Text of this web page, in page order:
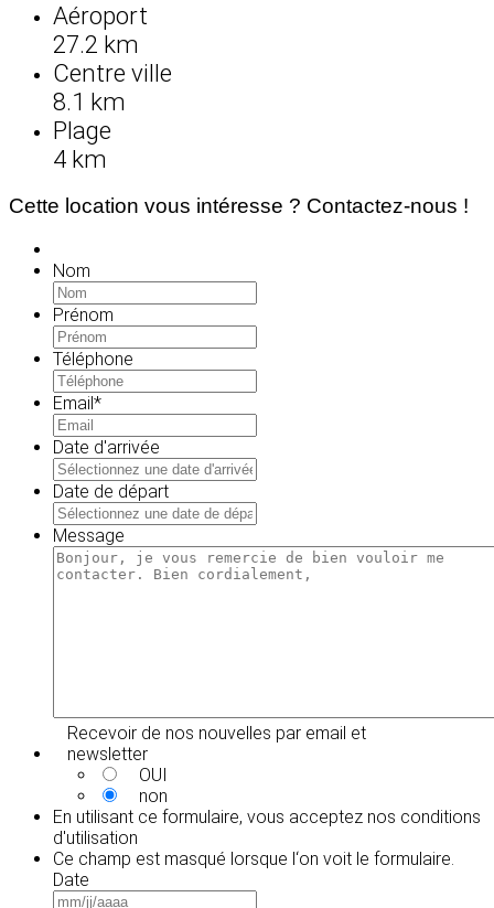
Aéroport
27.2 km
Centre ville
8.1 km
Plage
4 km
Cette location vous intéresse ? Contactez-nous !
Nom
Prénom
Téléphone
Email*
Date d'arrivée
JJ
slash
AAAA
Date de départ
JJ
slash
Message
Recevoir de nos nouvelles par email et
newsletter
OUI
non
En utilisant ce formulaire, vous acceptez nos conditions
d'utilisation
Ce champ est masqué lorsque l‘on voit le formulaire.
Date